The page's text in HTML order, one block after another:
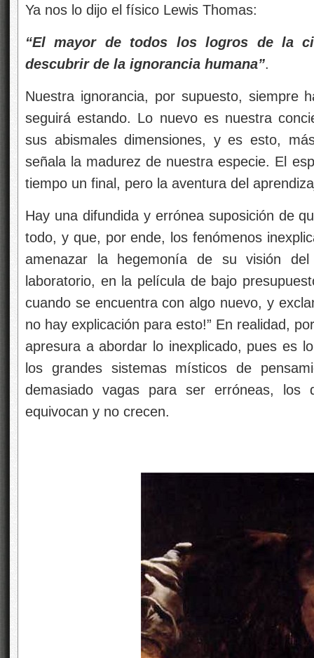
amenazar la hegemonía de su visión
laboratorio, en la película de bajo
cuando se encuentra con algo nuevo, y
no hay explicación para esto!” En realidad,
apresura a abordar lo inexplicado, pues es
los grandes sistemas místicos de
demasiado vagas para ser erróneas,
equivocan y no crecen.